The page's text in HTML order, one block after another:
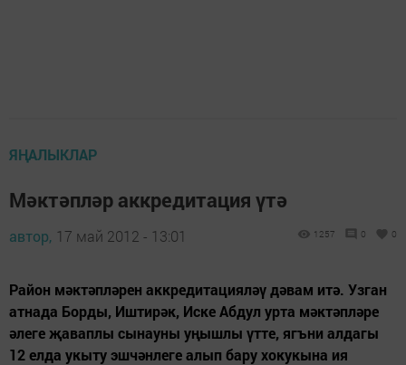
ЯҢАЛЫКЛАР
Мәктәпләр аккредитация үтә
автор, 17 май 2012 - 13:01 1257 0 0
Район мәктәпләрен аккредитацияләү дәвам итә. Узган
атнада Борды, Иштирәк, Иске Абдул урта мәктәпләре
әлеге җаваплы сынауны уңышлы үтте, ягъни алдагы
12 елда укыту эшчәнлеге алып бару хокукына ия